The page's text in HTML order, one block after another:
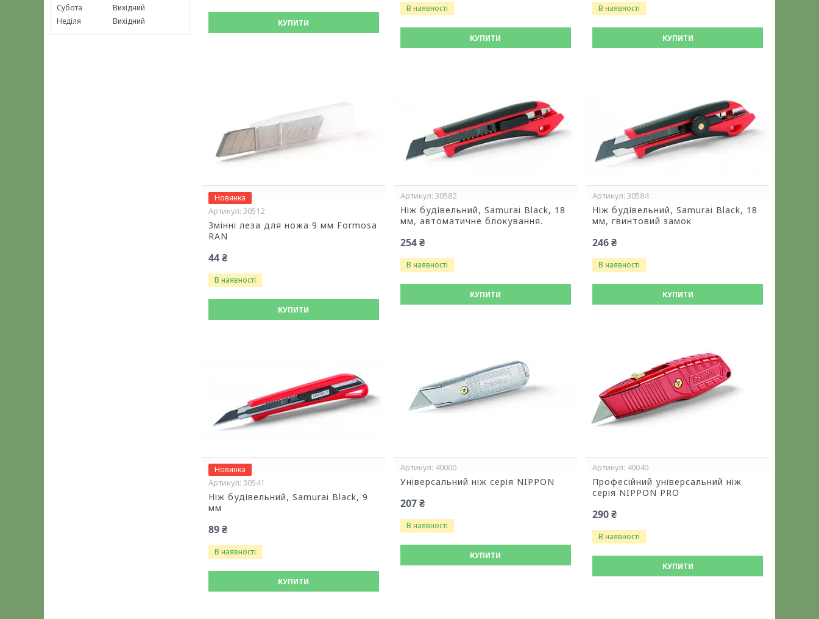
Субота
Вихідний
Неділя
Вихідний КУПИТИ
В наявності
КУПИТИ
В наявності
КУПИТИ
Новинка
30512
Змінні леза для ножа 9 мм Formosa
RAN
44 ₴
В наявності
КУПИТИ
30582
Ніж будівельний, Samurai Black, 18
мм, автоматичне блокування.
254 ₴
В наявності
КУПИТИ
30584
Ніж будівельний, Samurai Black, 18
мм, гвинтовий замок
246 ₴
В наявності
КУПИТИ
Новинка
30541
Ніж будівельний, Samurai Black, 9
мм
89 ₴
В наявності
КУПИТИ
40000
Універсальний ніж серія NIPPON
207 ₴
В наявності
КУПИТИ
40040
Професійний універсальний ніж
серія NIPPON PRO
290 ₴
В наявності
КУПИТИ